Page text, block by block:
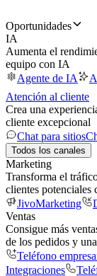
Oportunidades
IA
Aumenta el
equipo con IA
Agente de IA
Atención al cliente
Crea una
cliente excepcional
Chat para sitios
Todos los canales
Marketing
Transforma el
clientes potenciales
JivoMarketing
Ventas
Consigue más
de los pedidos y
Teléfono
Integraciones